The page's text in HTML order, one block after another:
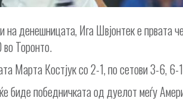
на денешницата, Ига Швјонтек е првата
Торонто.
Марта Костјук со 2-1, по сетови 3-6,
биде победничката од дуелот меѓу